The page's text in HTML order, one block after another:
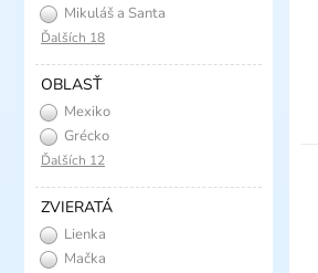
Mikuláš a Santa
Ďalších 18
OBLASŤ
Mexiko
Grécko
Ďalších 12
ZVIERATÁ
Lienka
Mačka